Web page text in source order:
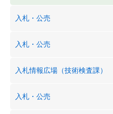
入札・公売
入札・公売
入札情報広場（技術検査課）
入札・公売